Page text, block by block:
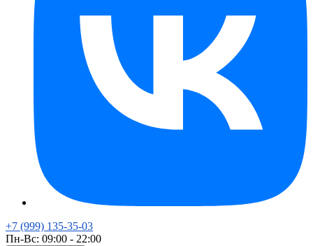
+7 (999) 135-35-03
Пн-Вс: 09:00 - 22:00